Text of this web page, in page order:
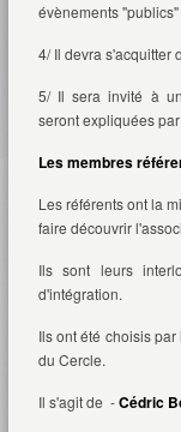
évènements
4/ Il devra s'acquitter
5/ Il sera invité à
seront expliquées
Les membres
Les référents ont la
faire découvrir
Ils sont leurs
d'intégration.
Ils ont été choisis
du Cercle.
Il s'agit de -Cédric